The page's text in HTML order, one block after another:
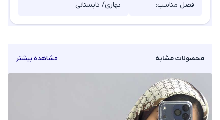
فصل مناسب: بهاری/ تابستانی
محصولات مشابه مشاهده بیشتر